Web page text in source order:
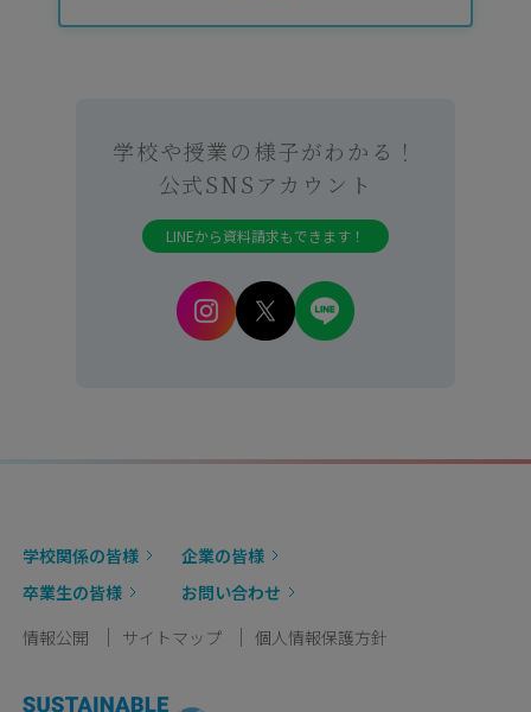
学校や授業の様子がわかる！
公式SNSアカウント
LINEから資料請求もできます！
学校関係の皆様
企業の皆様
卒業生の皆様
お問い合わせ
情報公開
サイトマップ 個人情報保護方針